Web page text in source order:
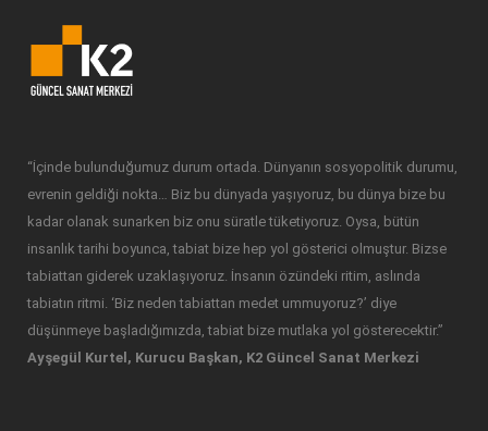
“İçinde bulunduğumuz durum ortada. Dünyanın sosyopolitik durumu,
evrenin geldiği nokta… Biz bu dünyada yaşıyoruz, bu dünya bize bu
kadar olanak sunarken biz onu süratle tüketiyoruz. Oysa, bütün
insanlık tarihi boyunca, tabiat bize hep yol gösterici olmuştur. Bizse
tabiattan giderek uzaklaşıyoruz. İnsanın özündeki ritim, aslında
tabiatın ritmi. ‘Biz neden tabiattan medet ummuyoruz?’ diye
düşünmeye başladığımızda, tabiat bize mutlaka yol gösterecektir.”
Ayşegül Kurtel, Kurucu Başkan, K2 Güncel Sanat Merkezi